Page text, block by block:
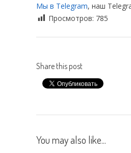
Мы в Telegram, наш
Просмотров: 785
Share this post
You may also like...